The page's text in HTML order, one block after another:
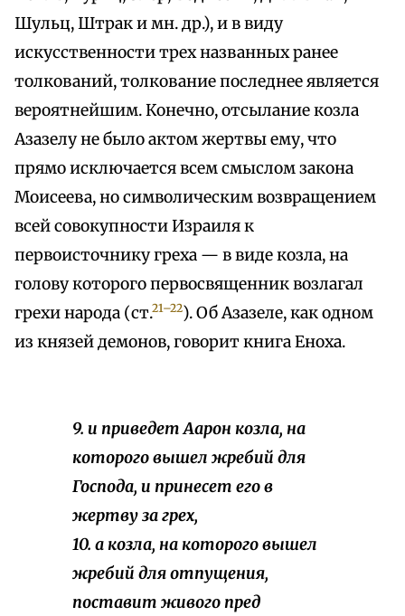
Шульц, Штрак и мн. др.), и в виду
искусственности трех названных ранее
толкований, толкование последнее является
вероятнейшим. Конечно, отсылание козла
Азазелу не было актом жертвы ему, что
прямо исключается всем смыслом закона
Моисеева, но символическим возвращением
всей совокупности Израиля к
первоисточнику греха — в виде козла, на
голову которого первосвященник возлагал
грехи народа (ст.21–22). Об Азазеле, как одном
из князей демонов, говорит книга Еноха.
9. и приведет Аарон козла, на
которого вышел жребий для
Господа, и принесет его в
жертву за грех,
10. а козла, на которого вышел
жребий для отпущения,
поставит живого пред